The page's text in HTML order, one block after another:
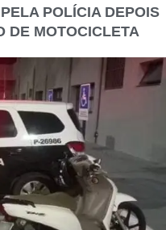
POLÍCIA DEPOIS
DE MOTOCICLETA